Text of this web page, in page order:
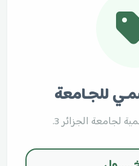
للجـامعة
لجامعة الجزائر 3.